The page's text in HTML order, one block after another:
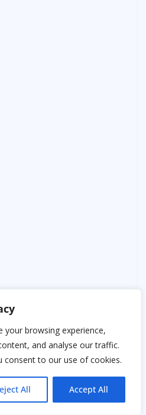
your browsing experience,
and analyse our traffic.
consent to our use of cookies.
All Accept All
клиники снова. На этот
с доктором Коваль, —
чтобы голос звучал ровно.